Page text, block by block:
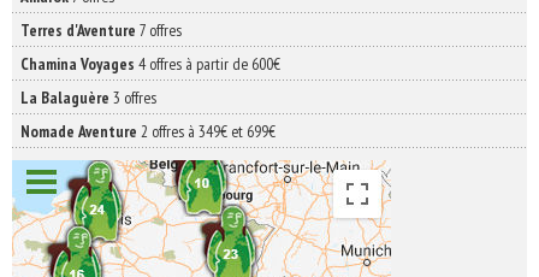
Terres d'Aventure 7 offres
Chamina Voyages 4 offres à partir de 600€
La Balaguère 3 offres
Nomade Aventure 2 offres à 349€ et 699€